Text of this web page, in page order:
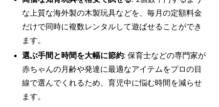
な上質な海外製の木製玩具などを、毎月の定額料金
だけで同時に複数レンタルして遊ばせることができ
ます。
選ぶ手間と時間を大幅に節約: 保育士などの専門家が
赤ちゃんの月齢や発達に最適なアイテムをプロの目
線で選んでくれるため、育児中に悩む時間を減らせ
ます。